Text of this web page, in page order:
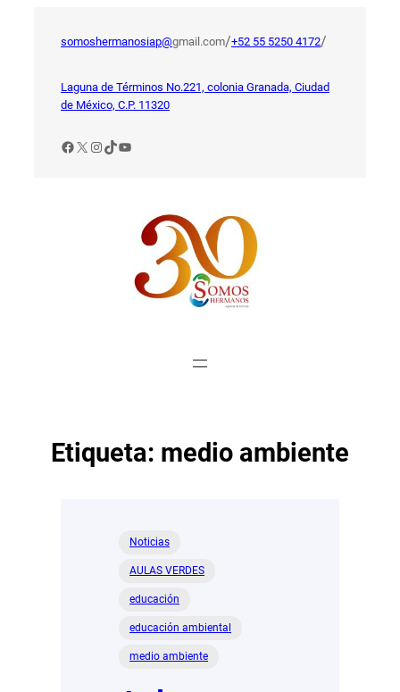
somoshermanosiap@gmail.com/+52 55 5250 4172/
Laguna de Términos No.221, colonia Granada, Ciudad
de México, C.P. 11320
Facebook
X Instagram
TikTok
YouTube
Etiqueta: medio ambiente
Noticias
AULAS VERDES
educación
educación ambiental
medio ambiente